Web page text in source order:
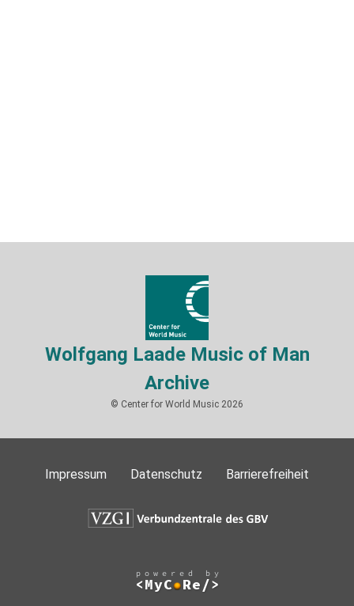
Wolfgang Laade Music of Man
Archive
© Center for World Music 2026
Impressum Datenschutz Barrierefreiheit